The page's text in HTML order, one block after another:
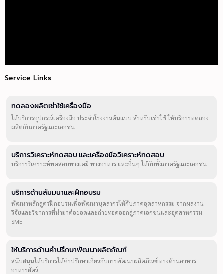
Service Links
ทดลองผลิตเช่าใช้เครื่องมือ
ให้บริการอุปกรณ์เครื่องมือ ประจำโรงงานต้นแบบ สำหรับเช่าใช้ ให้บริการทดลอง
ผลิตกับภาครัฐและเอกชน
บริการวิเคราะห์ทดสอบ และเครื่องมือวิเคราะห์ทดสอบ
บริการวิเคราะห์ทดสอบทางเคมี ทางอาหาร และอื่นๆ ให้กับทั้งภาครัฐและเอกชน
บริการด้านสัมมนาและฝึกอบรม
พัฒนาหลักสูตรฝึกอบรมเพื่อพัฒนาบุคลากรให้กับภาคอุตสาหกรรม จากผลงาน
วิจัยและวิชาการที่นำมาต่อยอดและถ่ายทอดออกสู่ภาคเอกชนและอุตสาหกรรม
SME
ให้บริการด้านคำปรึกษาพัฒนาผลิตภัณฑ์
สนับสนุนให้บริการให้คำปรึกษาเกี่ยวกับการพัฒนาผลิตภัณฑ์ทางด้านอาหาร
อาหารสัตว์